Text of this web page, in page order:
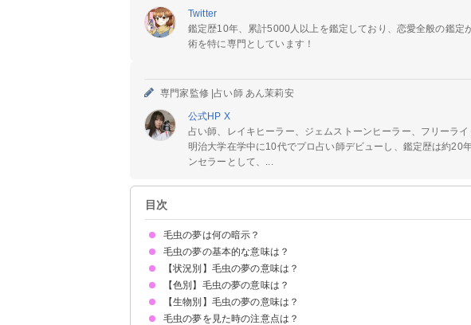
Twitter
鑑定歴10年、累計5000人以上を鑑定しており、恋愛全般の鑑定
術を特に専門としています！
専門家監修 |占い師 あん茉莉安
公式HP X
占い師、レイキヒーラー、ジェムストーンヒーラー、フリーライ
明治大学在学中に10代でプロ占い師デビューし、鑑定歴は約20
ンセラーとして、...
目次
毛虫の夢は何の暗示？
毛虫の夢の基本的な意味は？
①向上心の暗示
②対人運の低下
③ストレスが溜まっている暗示
状況によって意味が決まる
【状況別】毛虫の夢の意味は？
毛虫に刺される夢【警告夢】
毛虫が大量発生する夢【警告夢】
毛虫を退治する夢【吉夢】
毛虫が体につく夢【警告夢】
毛虫が足につく夢【警告夢】
部屋に毛虫が出る夢【警告夢】
毛虫を捕まえる夢【吉夢】
毛虫を潰す夢【警告夢】
毛虫が蝶になる夢【吉夢】
毛虫が降ってくる夢【警告夢】
毛虫が木に止まっている夢【警告夢】
毛虫を飼う夢【警告夢】
毛虫をいじめる夢【警告夢】
毛虫を投げつけられる夢【警告夢】
毛虫を食べる夢【吉夢】
【色別】毛虫の夢の意味は？
黒い毛虫の夢【警告夢】
緑色の毛虫の夢【警告夢】
オレンジ色の毛虫の夢【吉夢】
カラフルな毛虫の夢【吉夢】
金色の毛虫の夢【吉夢】
茶色の毛虫の夢【吉夢】
青い毛虫の夢【警告夢】
ピンクの毛虫の夢【警告夢】
白い毛虫の夢【警告夢】
【生物別】毛虫の夢の意味は？
毛虫と芋虫が出てくる夢【警告夢】
毛虫とムカデが出てくる夢【吉夢】
毛虫と蛇が出る夢【吉夢】
毛虫とカマキリが出る夢【警告夢】
毛虫の夢を見た時の注意点は？